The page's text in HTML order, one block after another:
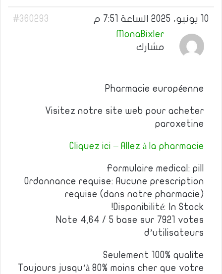
10 يونيو، 2025 الساعة 7:51 م
#360293
MonaBixler
مشارك
Pharmacie européenne
Visitez notre site web pour acheter
paroxetine
Cliquez ici – Allez à la pharmacie
Formulaire medical: pill
Ordonnance requise: Aucune prescription
requise (dans notre pharmacie)
Disponibilité: In Stock!
Note 4,64 / 5 base sur 7921 votes
d’utilisateurs
Seulement 100% qualite
Toujours jusqu’à 80% moins cher que votre